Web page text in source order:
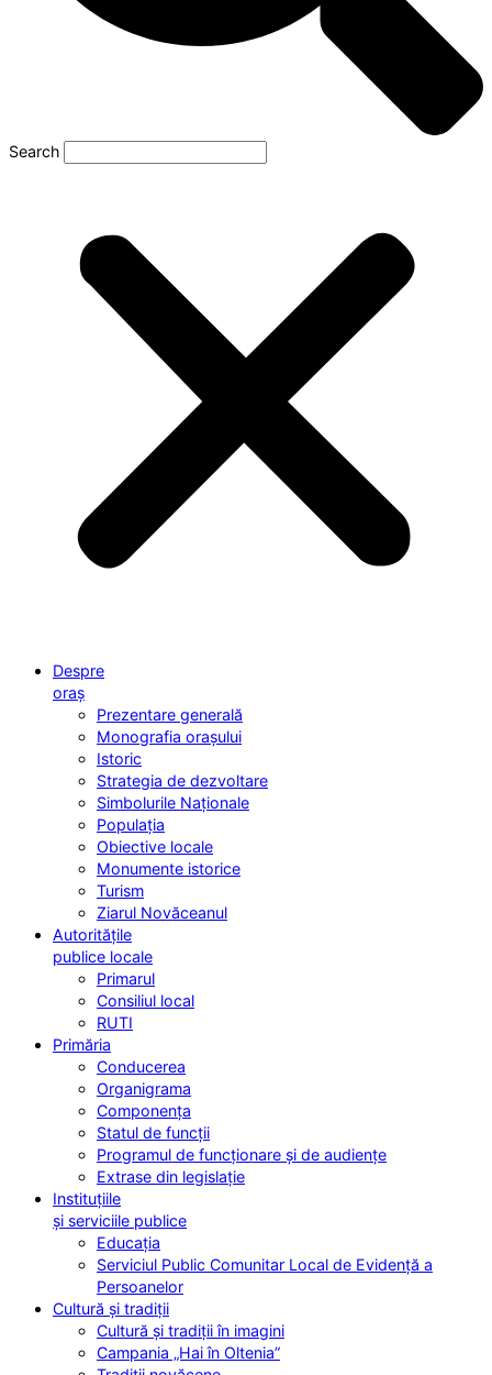
Search
Despre
oraș
Prezentare generală
Monografia orașului
Istoric
Strategia de dezvoltare
Simbolurile Naționale
Populația
Obiective locale
Monumente istorice
Turism
Ziarul Novăceanul
Autoritățile
publice locale
Primarul
Consiliul local
RUTI
Primăria
Conducerea
Organigrama
Componența
Statul de funcții
Programul de funcționare și de audiențe
Extrase din legislație
Instituțiile
și serviciile publice
Educația
Serviciul Public Comunitar Local de Evidență a
Persoanelor
Cultură și tradiții
Cultură și tradiții în imagini
Campania „Hai în Oltenia”